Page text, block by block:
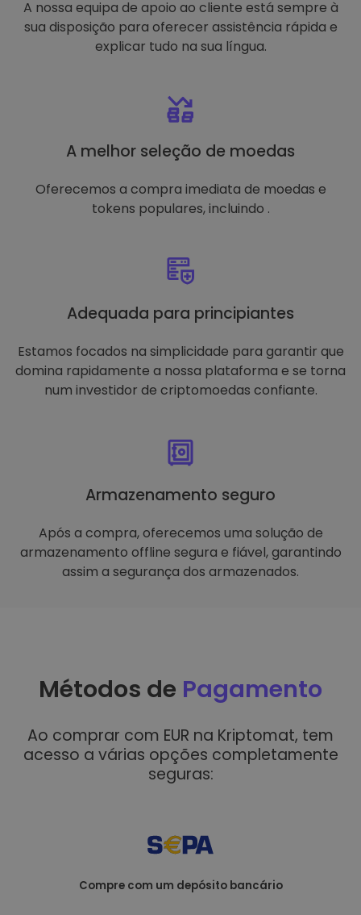
A nossa equipa de apoio ao cliente está sempre à
sua disposição para oferecer assistência rápida e
explicar tudo na sua língua.
A melhor seleção de moedas
Oferecemos a compra imediata de moedas e
tokens populares, incluindo .
Adequada para principiantes
Estamos focados na simplicidade para garantir que
domina rapidamente a nossa plataforma e se torna
num investidor de criptomoedas confiante.
Armazenamento seguro
Após a compra, oferecemos uma solução de
armazenamento offline segura e fiável, garantindo
assim a segurança dos armazenados.
Métodos de Pagamento
Ao comprar com EUR na Kriptomat, tem
acesso a várias opções completamente
seguras:
Compre com um depósito bancário